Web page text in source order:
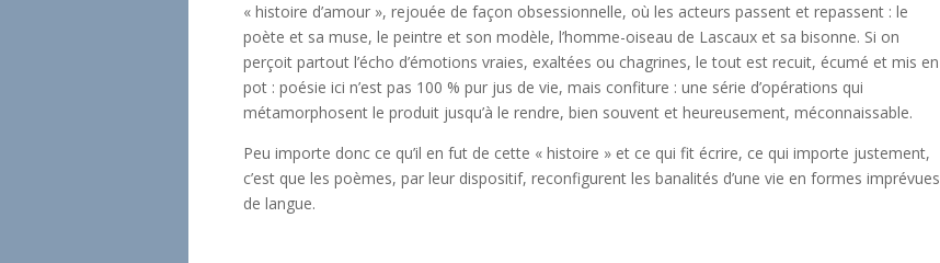
« histoire d’amour », rejouée de façon obsessionnelle, où les acteurs passent et repassent : le
poète et sa muse, le peintre et son modèle, l’homme-oiseau de Lascaux et sa bisonne. Si on
perçoit partout l’écho d’émotions vraies, exaltées ou chagrines, le tout est recuit, écumé et mis en
pot : poésie ici n’est pas 100 % pur jus de vie, mais confiture : une série d’opérations qui
métamorphosent le produit jusqu’à le rendre, bien souvent et heureusement, méconnaissable.
Peu importe donc ce qu’il en fut de cette « histoire » et ce qui fit écrire, ce qui importe justement,
c’est que les poèmes, par leur dispositif, reconfigurent les banalités d’une vie en formes imprévues
de langue.